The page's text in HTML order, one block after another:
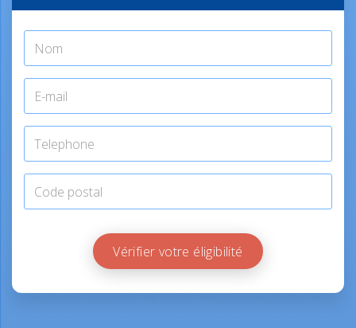
Vérifier votre éligibilité